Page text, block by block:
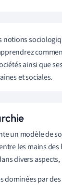
notions
ainsi que
et sociales.
un modèle de
les mains des
divers
dominées par